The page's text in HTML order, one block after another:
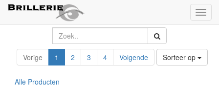
Vorige 1 2 3 4 Volgende Sorteer op
Alle Producten